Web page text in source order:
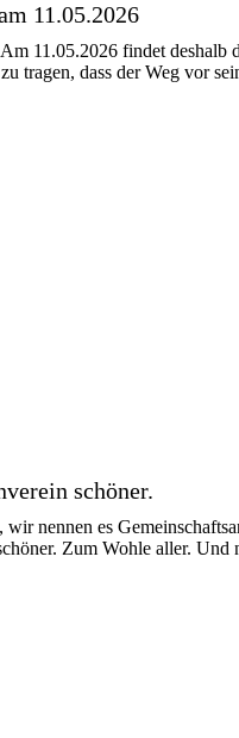
11.05.2026
11.05.2026 findet deshalb
tragen, dass der Weg vor
schöner.
nennen es
Zum Wohle aller. Und